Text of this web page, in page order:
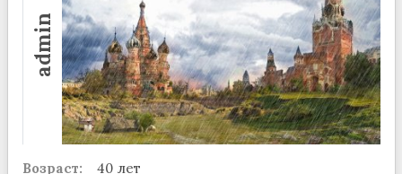
admin
Возраст:
40 лет